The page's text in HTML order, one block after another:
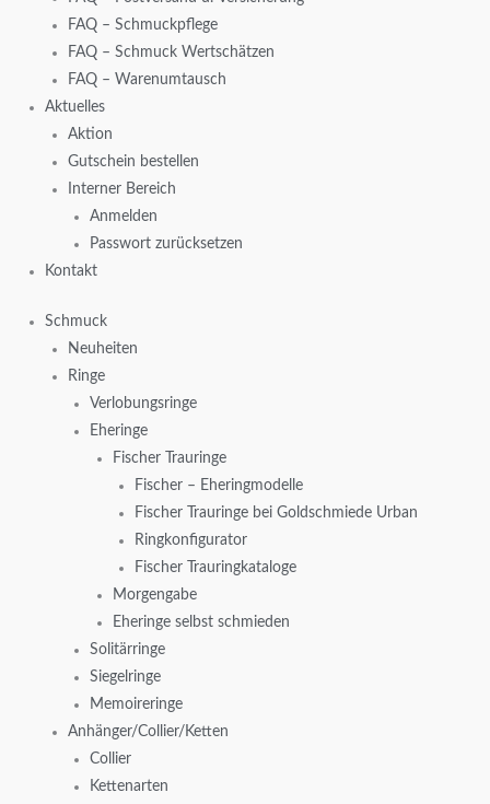
FAQ – Schmuckpflege
FAQ – Schmuck Wertschätzen
FAQ – Warenumtausch
Aktuelles
Aktion
Gutschein bestellen
Interner Bereich
Anmelden
Passwort zurücksetzen
Kontakt
Schmuck
Neuheiten
Ringe
Verlobungsringe
Eheringe
Fischer Trauringe
Fischer – Eheringmodelle
Fischer Trauringe bei Goldschmiede Urban
Ringkonfigurator
Fischer Trauringkataloge
Morgengabe
Eheringe selbst schmieden
Solitärringe
Siegelringe
Memoireringe
Anhänger/Collier/Ketten
Collier
Kettenarten